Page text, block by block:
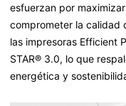
esfuerzan por
comprometer la calidad
las impresoras Efficient
STAR® 3.0, lo que
energética y